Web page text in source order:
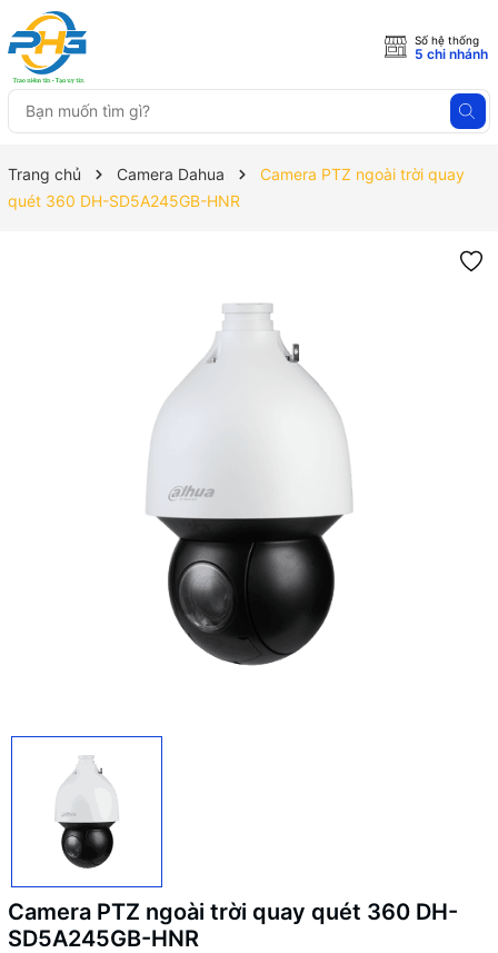
Số hệ thống
5 chi nhánh
Trang chủ Camera Dahua
Camera PTZ ngoài trời quay
quét 360 DH-SD5A245GB-HNR
Camera PTZ ngoài trời quay quét 360 DH-
SD5A245GB-HNR